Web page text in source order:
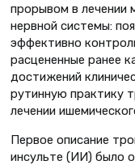
прорывом в лечении
нервной системы:
эффективно
расцененные ранее
достижений
рутинную практику
лечении
Первое описание
инсульте (ИИ) было